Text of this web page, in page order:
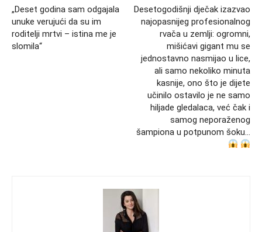
„Deset godina sam odgajala
unuke verujući da su im
roditelji mrtvi – istina me je
slomila“
Desetogodišnji dječak izazvao
najopasnijeg profesionalnog
rvača u zemlji: ogromni,
mišićavi gigant mu se
jednostavno nasmijao u lice,
ali samo nekoliko minuta
kasnije, ono što je dijete
učinilo ostavilo je ne samo
hiljade gledalaca, već čak i
samog neporaženog
šampiona u potpunom šoku…